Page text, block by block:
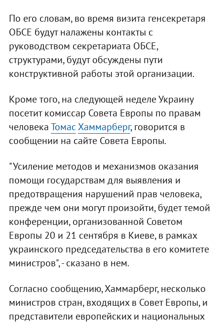
По его словам, во время визита генсекретаря
ОБСЕ будут налажены контакты с
руководством секретариата ОБСЕ,
структурами, будут обсуждены пути
конструктивной работы этой организации.
Кроме того, на следующей неделе Украину
посетит комиссар Совета Европы по правам
человекаТомасХаммарберг, говорится в
сообщении на сайте Совета Европы.
"Усиление методов и механизмов оказания
помощи государствам для выявления и
предотвращения нарушений прав человека,
прежде чем они могут произойти, будет темой
конференции, организованной Советом
Европы 20 и 21 сентября в Киеве, в рамках
украинского председательства в его комитете
министров", - сказано в нем.
Согласно сообщению, Хаммарберг, несколько
министров стран, входящих в Совет Европы, и
представители европейских и национальных